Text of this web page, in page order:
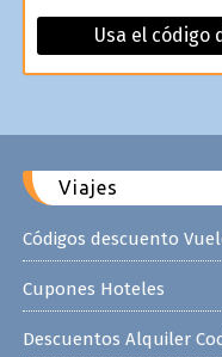
Usa el código
Viajes
Códigos descuento
Cupones Hoteles
Descuentos Alquiler